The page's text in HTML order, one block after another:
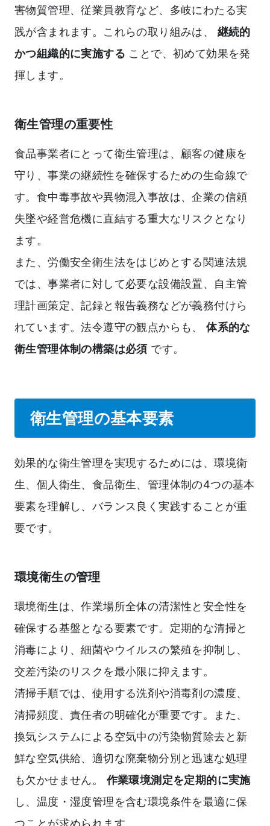
害物質管理、従業員教育など、多岐にわたる実
践が含まれます。これらの取り組みは、 継続的
かつ組織的に実施する ことで、初めて効果を発
揮します。
衛生管理の重要性
食品事業者にとって衛生管理は、顧客の健康を
守り、事業の継続性を確保するための生命線で
す。食中毒事故や異物混入事故は、企業の信頼
失墜や経営危機に直結する重大なリスクとなり
ます。
また、労働安全衛生法をはじめとする関連法規
では、事業者に対して必要な設備設置、自主管
理計画策定、記録と報告義務などが義務付けら
れています。法令遵守の観点からも、体系的な
衛生管理体制の構築は必須 です。
衛生管理の基本要素
効果的な衛生管理を実現するためには、環境衛
生、個人衛生、食品衛生、管理体制の4つの基本
要素を理解し、バランス良く実践することが重
要です。
環境衛生の管理
環境衛生は、作業場所全体の清潔性と安全性を
確保する基盤となる要素です。定期的な清掃と
消毒により、細菌やウイルスの繁殖を抑制し、
交差汚染のリスクを最小限に抑えます。
清掃手順では、使用する洗剤や消毒剤の濃度、
清掃頻度、責任者の明確化が重要です。また、
換気システムによる空気中の汚染物質除去と新
鮮な空気供給、適切な廃棄物分別と迅速な処理
も欠かせません。作業環境測定を定期的に実施
し、温度・湿度管理を含む環境条件を最適に保
つことが求められます。